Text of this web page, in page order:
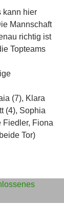
kann hier
Mannschaft
richtig ist
Topteams
(7), Klara
(4), Sophia
Fiedler, Fiona
Tor)